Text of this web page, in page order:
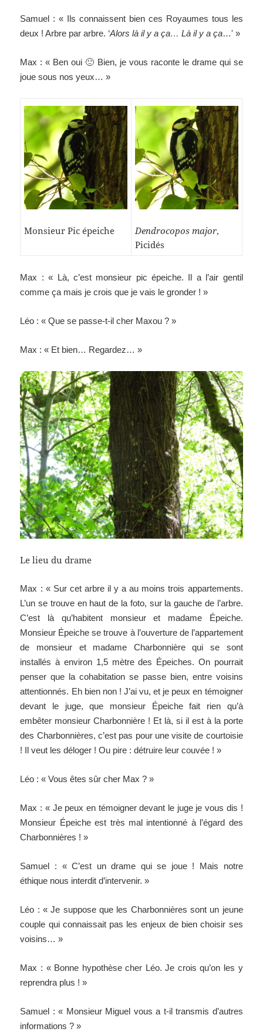
Samuel : « Ils connaissent bien ces Royaumes tous les
deux ! Arbre par arbre. ‘Alors là il y a ça… Là il y a ça…' »
Max : « Ben oui 🙂 Bien, je vous raconte le drame qui se
joue sous nos yeux… »
Monsieur Pic épeiche Dendrocopos major,
Picidés
Max : « Là, c’est monsieur pic épeiche. Il a l’air gentil
comme ça mais je crois que je vais le gronder ! »
Léo : « Que se passe-t-il cher Maxou ? »
Max : « Et bien… Regardez… »
Le lieu du drame
Max : « Sur cet arbre il y a au moins trois appartements.
L’un se trouve en haut de la foto, sur la gauche de l’arbre.
C’est là qu’habitent monsieur et madame Épeiche.
Monsieur Épeiche se trouve à l’ouverture de l’appartement
de monsieur et madame Charbonnière qui se sont
installés à environ 1,5 mètre des Épeiches. On pourrait
penser que la cohabitation se passe bien, entre voisins
attentionnés. Eh bien non ! J’ai vu, et je peux en témoigner
devant le juge, que monsieur Épeiche fait rien qu’à
embêter monsieur Charbonnière ! Et là, si il est à la porte
des Charbonnières, c’est pas pour une visite de courtoisie
! Il veut les déloger ! Ou pire : détruire leur couvée ! »
Léo : « Vous êtes sûr cher Max ? »
Max : « Je peux en témoigner devant le juge je vous dis !
Monsieur Épeiche est très mal intentionné à l’égard des
Charbonnières ! »
Samuel : « C’est un drame qui se joue ! Mais notre
éthique nous interdit d’intervenir. »
Léo : « Je suppose que les Charbonnières sont un jeune
couple qui connaissait pas les enjeux de bien choisir ses
voisins… »
Max : « Bonne hypothèse cher Léo. Je crois qu’on les y
reprendra plus ! »
Samuel : « Monsieur Miguel vous a t-il transmis d’autres
informations ? »